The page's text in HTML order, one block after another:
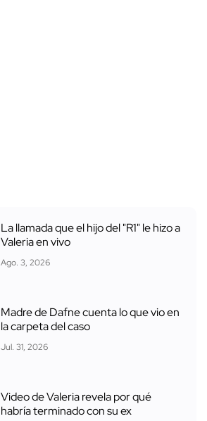
La llamada que el hijo del "R1" le hizo a
Valeria en vivo
Ago. 3, 2026
Madre de Dafne cuenta lo que vio en
la carpeta del caso
Jul. 31, 2026
Video de Valeria revela por qué
habría terminado con su ex